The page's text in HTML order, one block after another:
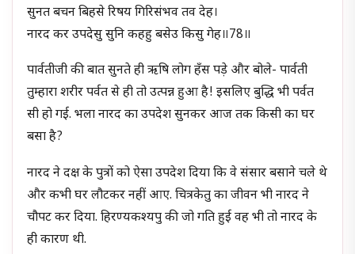
सुनत बचन बिहसे रिषय गिरिसंभव तव देह।
नारद कर उपदेसु सुनि कहहु बसेउ किसु गेह॥78॥
पार्वतीजी की बात सुनते ही ऋषि लोग हँस पड़े और बोले- पार्वती
तुम्हारा शरीर पर्वत से ही तो उत्पन्न हुआ है! इसलिए बुद्धि भी पर्वत
सी हो गई. भला नारद का उपदेश सुनकर आज तक किसी का घर
बसा है?
नारद ने दक्ष के पुत्रों को ऐसा उपदेश दिया कि वे संसार बसाने चले थे
और कभी घर लौटकर नहीं आए. चित्रकेतु का जीवन भी नारद ने
चौपट कर दिया. हिरण्यकश्यपु की जो गति हुई वह भी तो नारद के
ही कारण थी.